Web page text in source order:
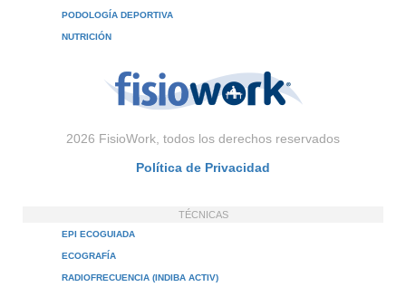
PODOLOGÍA DEPORTIVA
NUTRICIÓN
2026 FisioWork, todos los derechos reservados
Política de Privacidad
TÉCNICAS
EPI ECOGUIADA
ECOGRAFÍA
RADIOFRECUENCIA (INDIBA ACTIV)